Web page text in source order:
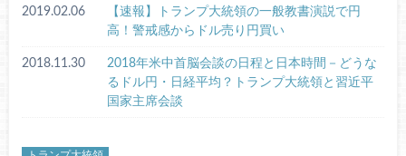
2019.02.06
【速報】トランプ大統領の一般教書演説で円
高！警戒感からドル売り円買い
2018.11.30
2018年米中首脳会談の日程と日本時間－どうな
るドル円・日経平均？トランプ大統領と習近平
国家主席会談